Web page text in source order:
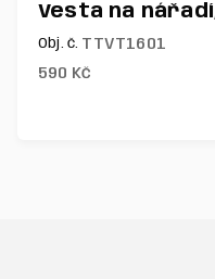
Vesta na
Obj. č. TTVT1601
590 Kč